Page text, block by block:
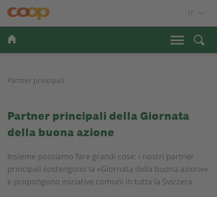
Partner principali
Partner principali della Giornata
della buona azione
Insieme possiamo fare grandi cose: i nostri partner
principali sostengono Ia «Giornata della buona azione»
e propongono iniziative comuni in tutta la Svizzera.